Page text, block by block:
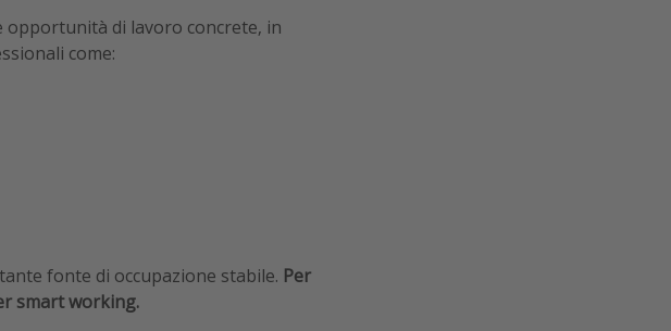
opportunità di lavoro concrete, in
come:
fonte di occupazione stabile. Per
smart working.